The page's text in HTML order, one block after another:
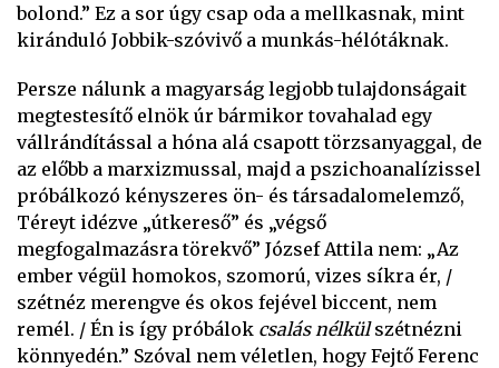
bolond.” Ez a sor úgy csap oda a mellkasnak, mint
kiránduló Jobbik-szóvivő a munkás-hélótáknak.
Persze nálunk a magyarság legjobb tulajdonságait
megtestesítő elnök úr bármikor tovahalad egy
vállrándítással a hóna alá csapott törzsanyaggal, de
az előbb a marxizmussal, majd a pszichoanalízissel
próbálkozó kényszeres ön- és társadalomelemző,
Téreyt idézve „útkereső” és „végső
megfogalmazásra törekvő” József Attila nem: „Az
ember végül homokos, szomorú, vizes síkra ér, /
szétnéz merengve és okos fejével biccent, nem
remél. / Én is így próbálok csalás nélkülszétnézni
könnyedén.” Szóval nem véletlen, hogy Fejtő Ferenc